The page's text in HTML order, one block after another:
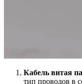
Кабель витая
тип проводов в